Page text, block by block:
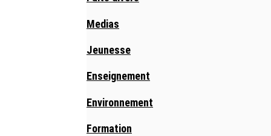
Medias
Jeunesse
Enseignement
Environnement
Formation